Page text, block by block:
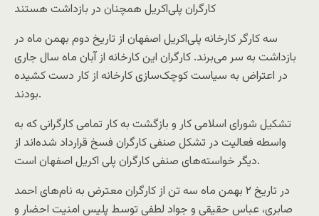
کارگران پلی‌اکریل همچنان در بازداشت هستند
سه کارگر کارخانه پلی‌اکریل اصفهان از تاریخ دوم بهمن ماه در
بازداشت به سر می‌برند. کارگران این کارخانه از آبان ماه سال جاری
در اعتراض به سیاست کوچک‌سازی کارخانه از کار دست کشیده
بودند.
تشکیل شورای اسلامی کار و بازگشت به کار تمامی کارگرانی که به
واسطه فعالیت در تشکل صنفی کارگران فسخ قرارداد شده‌اند از
دیگر خواسته‌های صنفی کارگران پلی اکریل اصفهان است.
در تاریخ ۲ بهمن ماه سه تن از کارگران معترض به نام‌های احمد
صابری، عباس حقیقی و جواد لطفی توسط پلیس امنیت احضار و